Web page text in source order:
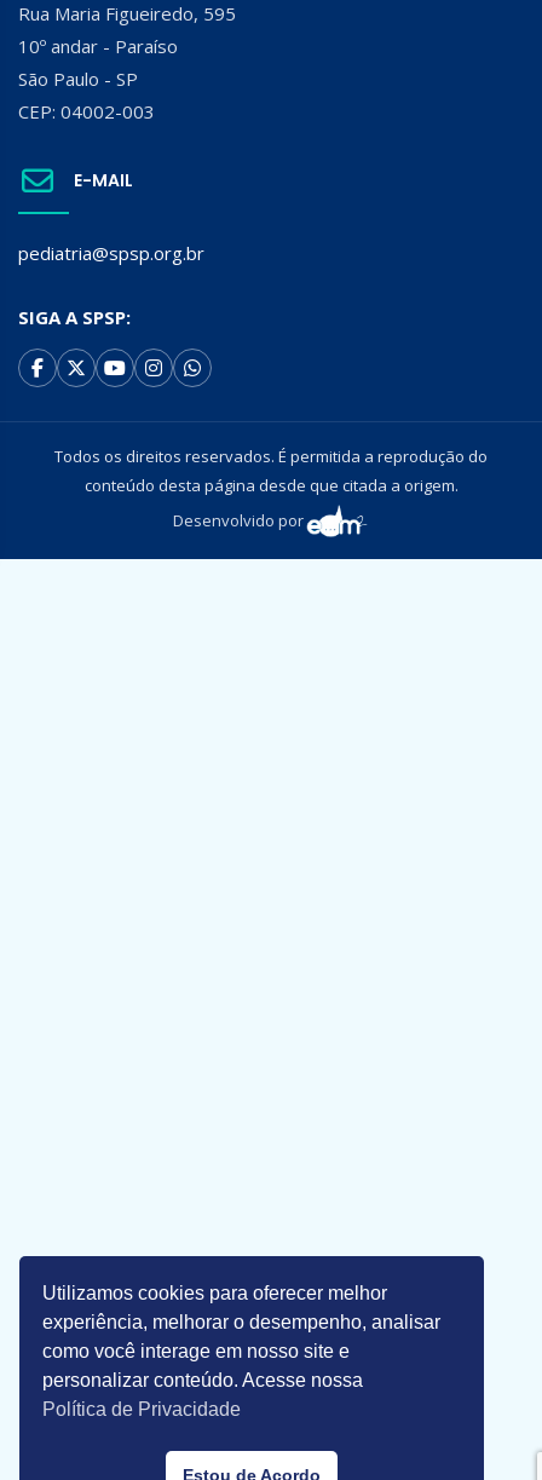
Rua Maria Figueiredo, 595
10º andar - Paraíso
São Paulo - SP
CEP: 04002-003
E-MAIL
pediatria@spsp.org.br
SIGA A SPSP:
Todos os direitos reservados. É permitida a reprodução do
conteúdo desta página desde que citada a origem.
Desenvolvido por
Utilizamos cookies para oferecer melhor
experiência, melhorar o desempenho, analisar
como você interage em nosso site e
personalizar conteúdo. Acesse nossa
Política de Privacidade
Estou de Acordo